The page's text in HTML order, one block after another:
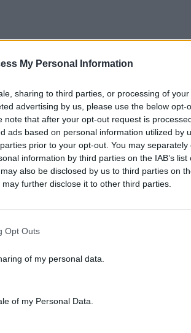
My Personal Information
sharing to third parties, or processing of
advertising by us, please use the below opt-
note that after your opt-out request is
ads based on personal information utilized by
prior to your opt-out. You may
information by third parties on the IAB’s list
also be disclosed by us to third parties on
may further disclose it to other third parties.
Opt Outs
of my personal data.
of my Personal Data.
Η
σε έντονο ύφος: «Η
στρίπεp να απολυθεί.